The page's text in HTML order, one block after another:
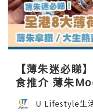
【薄朱迷必睇
食推介 薄朱
卷／Donki銅鑼
U Lifestyle生